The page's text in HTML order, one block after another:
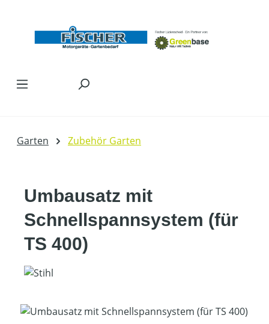
Garten Zubehör Garten
Umbausatz mit
Schnellspannsystem (für
TS 400)
Bildergalerie überspringen